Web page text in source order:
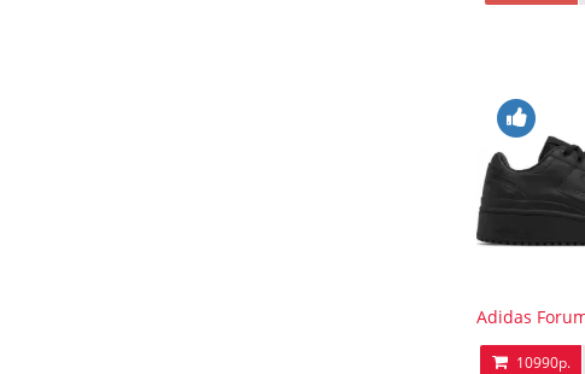
Adidas
10990р.